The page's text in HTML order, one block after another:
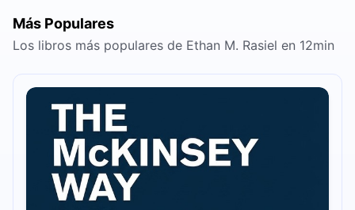
Más Populares
Los libros más populares de Ethan M. Rasiel en 12min